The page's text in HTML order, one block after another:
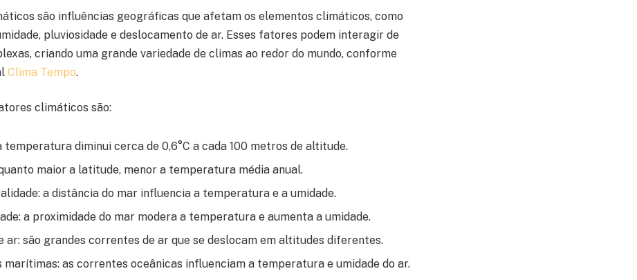
são influências geográficas que afetam os elementos climáticos, como
pluviosidade e deslocamento de ar. Esses fatores podem interagir de
criando uma grande variedade de climas ao redor do mundo, conforme
Clima Tempo.
climáticos são:
temperatura diminui cerca de 0,6°C a cada 100 metros de altitude.
maior a latitude, menor a temperatura média anual.
a distância do mar influencia a temperatura e a umidade.
a proximidade do mar modera a temperatura e aumenta a umidade.
ar: são grandes correntes de ar que se deslocam em altitudes diferentes.
marítimas: as correntes oceânicas influenciam a temperatura e umidade do ar.